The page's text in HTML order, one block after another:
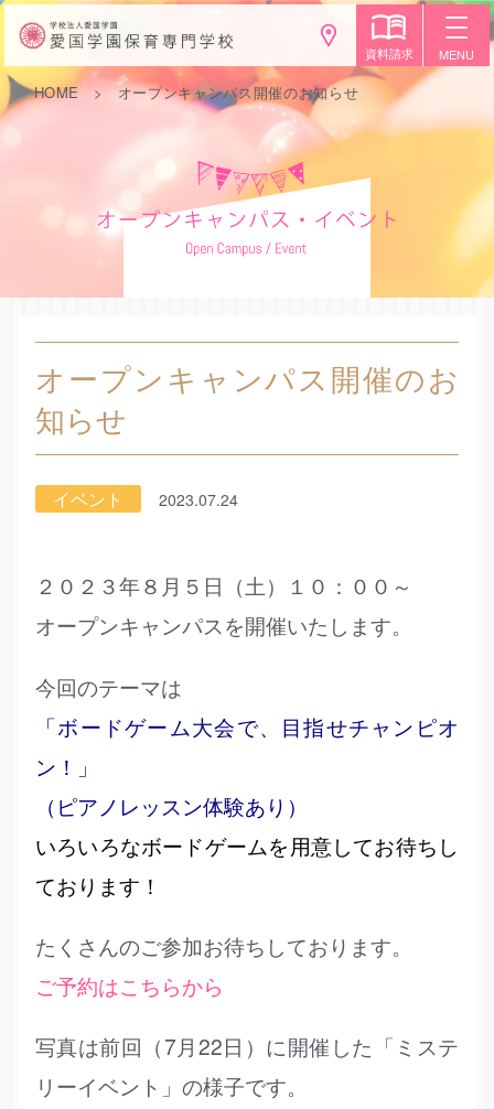
資料請求 MENU
HOME オープンキャンパス開催のお知らせ
オープンキャンパス開催のお
知らせ
イベント 2023.07.24
２０２３年８月５日（土）１０：００～
オープンキャンパスを開催いたします。
今回のテーマは
「ボードゲーム大会で、目指せチャンピオ
ン！」
（ピアノレッスン体験あり）
いろいろなボードゲームを用意してお待ちし
ております！
たくさんのご参加お待ちしております。
ご予約はこちらから
写真は前回（7月22日）に開催した「ミステ
リーイベント」の様子です。